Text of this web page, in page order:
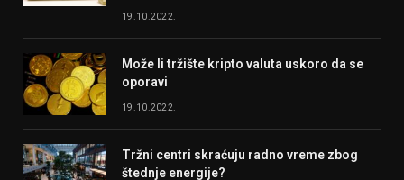
19.10.2022.
Može li tržište kripto valuta uskoro da se
oporavi
19.10.2022.
Tržni centri skraćuju radno vreme zbog
štednje energije?